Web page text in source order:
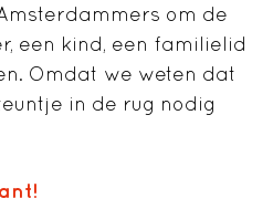
om de
een kind, een familielid
Omdat we weten dat
in de rug nodig